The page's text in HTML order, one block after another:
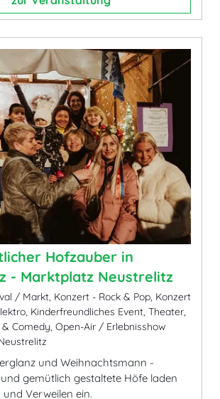
Hofzauber in
- Marktplatz Neustrelitz
/ Markt, Konzert - Rock & Pop, Konzert
Kinderfreundliches Event, Theater,
& Comedy, Open-Air / Erlebnisshow
und Weihnachtsmann -
gemütlich gestaltete Höfe laden
und Verweilen ein.